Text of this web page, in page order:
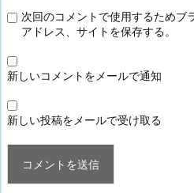
次回のコメントで使用するためブ
アドレス、サイトを保存する。
新しいコメントをメールで通知
新しい投稿をメールで受け取る